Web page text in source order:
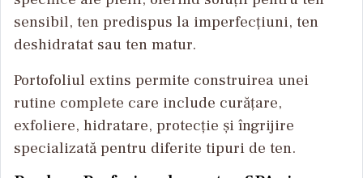
sensibil, ten predispus la imperfecțiuni, ten
deshidratat sau ten matur.
Portofoliul extins permite construirea unei
rutine complete care include curățare,
exfoliere, hidratare, protecție și îngrijire
specializată pentru diferite tipuri de ten.